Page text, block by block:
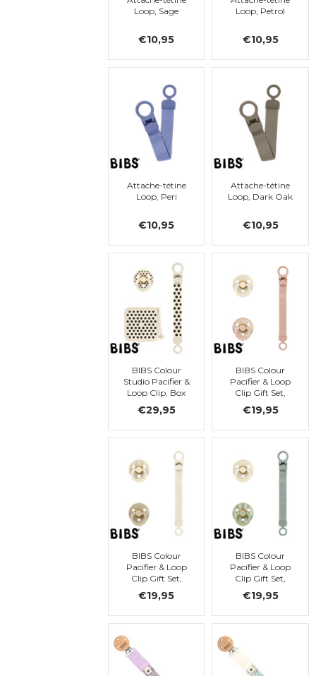
Loop, Sage
€10,95
Loop, Petrol
€10,95
Attache-tétine
Loop, Peri
€10,95
Attache-tétine
Loop, Dark Oak
€10,95
BIBS Colour
Studio Pacifier &
Loop Clip, Box
Set, latex, str. 2,
Ivory Polka Dots
€29,95
BIBS Colour
Pacifier & Loop
Clip Gift Set,
latex, t. 1
€19,95
BIBS Colour
Pacifier & Loop
Clip Gift Set,
€19,95
BIBS Colour
Pacifier & Loop
Clip Gift Set,
€19,95